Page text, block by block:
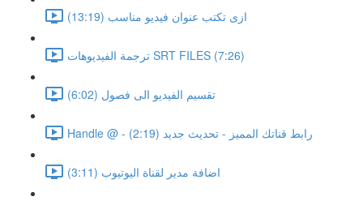
ازى تكتب عنوان فيديو مناسب (13:19)
ترجمة الفيديوهات SRT FILES (7:26)
تقسيم الفيديو الى فصول (6:02)
Handle @ - رابط قناتك المميز - تحديث جديد (2:19)
اضافة مدير لقناة اليوتيوب (3:11)